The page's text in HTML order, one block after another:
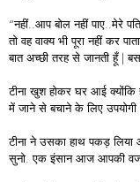
“नहीं..आप बोल नहीं पाए..मेरे
तो वह वाक्य भी पूरा नहीं कर
बात अच्छी तरह से जानती हूँ |
टीना खुश होकर घर आई क्योंकि
में जाने से बचाने के लिए
टीना ने उसका हाथ पकड़ लिया
सुनो. एक इंसान आज आपकी